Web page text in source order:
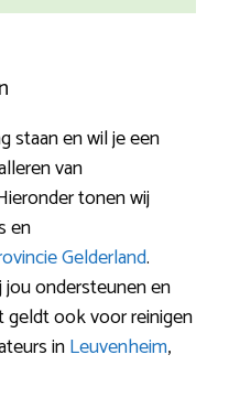
staan en wil je een
van
tonen wij
en
Gelderland.
ondersteunen en
geldt ook voor reinigen
inLeuvenheim,